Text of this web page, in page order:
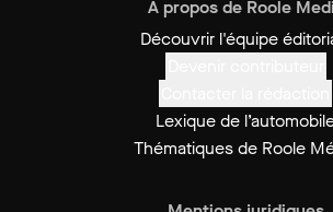
À propos de Roole
Découvrir l'équipe
Lexique de
Thématiques de Roole